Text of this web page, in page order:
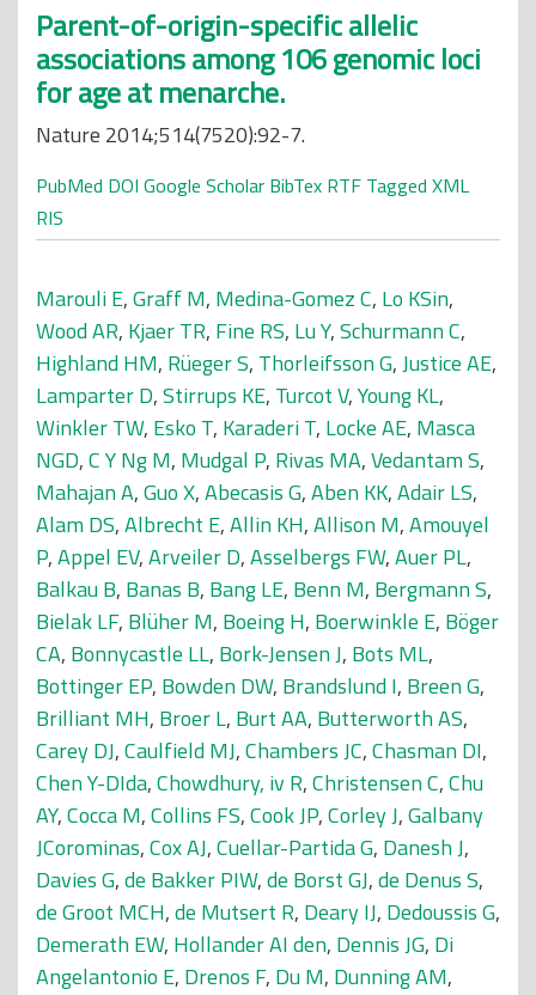
Parent-of-origin-specific allelic
associations among 106 genomic loci
for age at menarche.
Nature 2014;514(7520):92-7.
PubMed DOI Google Scholar BibTex RTF Tagged XML
RIS
Marouli E,Graff M, Medina-Gomez C, Lo KSin,
Wood AR, Kjaer TR, Fine RS, Lu Y,Schurmann C,
Highland HM, Rüeger S, Thorleifsson G,Justice AE,
Lamparter D,Stirrups KE, Turcot V,Young KL,
Winkler TW, Esko T, Karaderi T, Locke AE, Masca
NGD,C Y Ng M, Mudgal P, Rivas MA,Vedantam S,
Mahajan A,Guo X,Abecasis G,Aben KK,Adair LS,
Alam DS,Albrecht E,Allin KH,Allison M,Amouyel
P,Appel EV,Arveiler D,Asselbergs FW,Auer PL,
Balkau B, Banas B, Bang LE, Benn M, Bergmann S,
Bielak LF, Blüher M, Boeing H, Boerwinkle E, Böger
CA, Bonnycastle LL, Bork-Jensen J, Bots ML,
Bottinger EP, Bowden DW, Brandslund I, Breen G,
Brilliant MH, Broer L, Burt AA, Butterworth AS,
Carey DJ,Caulfield MJ,Chambers JC,Chasman DI,
Chen Y-DIda,Chowdhury, iv R,Christensen C,Chu
AY,Cocca M,Collins FS,Cook JP,Corley J,Galbany
JCorominas,Cox AJ,Cuellar-Partida G, Danesh J,
Davies G,de Bakker PIW,de Borst GJ,de Denus S,
de Groot MCH,de Mutsert R, Deary IJ, Dedoussis G,
Demerath EW, Hollander AI den, Dennis JG, Di
Angelantonio E, Drenos F, Du M, Dunning AM,